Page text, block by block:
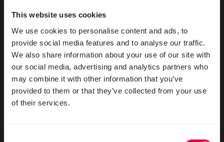
This website uses cookies
We use cookies to personalise content and ads, to
provide social media features and to analyse our traffic.
We also share information about your use of our site with
our social media, advertising and analytics partners who
may combine it with other information that you’ve
provided to them or that they’ve collected from your use
of their services.
Porumbei de curse
Porumbei ornamentali
Mamifere mici
Iepuri
Dihori